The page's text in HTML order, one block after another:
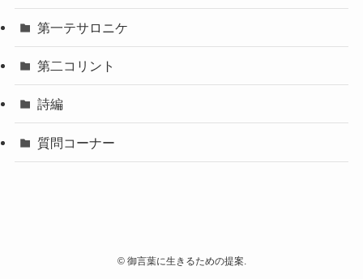
第一テサロニケ
第二コリント
詩編
質問コーナー
©御言葉に生きるための提案.